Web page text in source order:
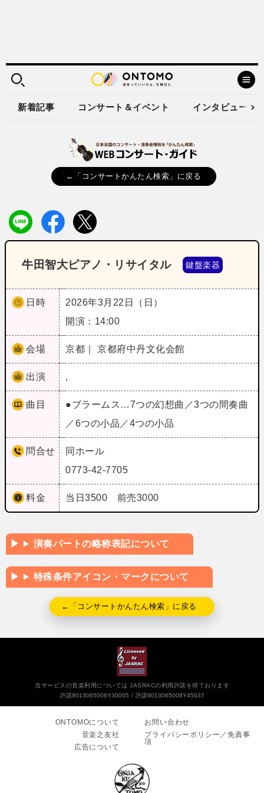
新着記事 コンサート＆イベント インタビュー
←「コンサートかんたん検索」に戻る
牛田智大ピアノ・リサイタル 鍵盤楽器
日時
2026年3月22日（日）
開演：14:00
会場 京都｜ 京都府中丹文化会館
出演 ,
曲目
●ブラームス…7つの幻想曲／3つの間奏曲
／6つの小品／4つの小品
問合せ
同ホール
0773-42-7705
料金 当日3500 前売3000
演奏パートの略称表記について
特殊条件アイコン・マークについて
←「コンサートかんたん検索」に戻る
当サービスの音楽利用については JASRACの利用許諾を得ております
許諾9013065006Y30005
許諾9013065008Y45037
ONTOMOについて
音楽之友社
広告について
お問い合わせ
プライバシーポリシー／免責事
項